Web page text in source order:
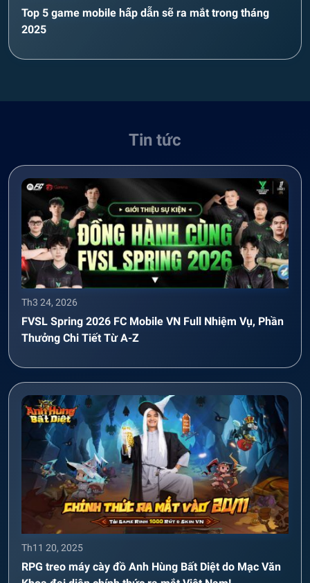
Top 5 game mobile hấp dẫn sẽ ra mắt trong tháng
2025
Tin tức
Th3 24, 2026
FVSL Spring 2026 FC Mobile VN Full Nhiệm Vụ, Phần
Thưởng Chi Tiết Từ A-Z
Th11 20, 2025
RPG treo máy cày đồ Anh Hùng Bất Diệt do Mạc Văn